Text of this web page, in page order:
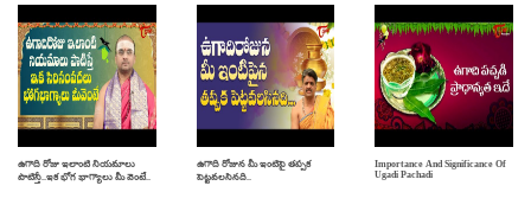
ఉగాది రోజు ఇలాంటి నియమాలు
పాటిస్తే..ఇక భోగ భాగ్యాలు మీ వెంటే..
ఉగాది రోజున మీ ఇంటిపై తప్పక
పెట్టవలసినది..
Importance And Significance Of
Ugadi Pachadi